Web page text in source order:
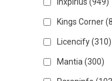
Kings Corner
Licencify(310)
Mantia (300)